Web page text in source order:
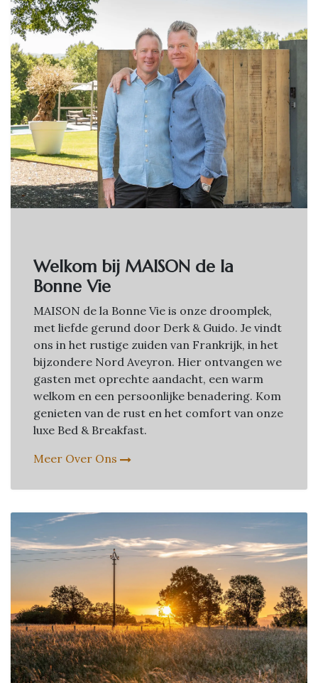
Welkom bij MAISON de la
Bonne Vie
MAISON de la Bonne Vie is onze droomplek,
met liefde gerund door Derk & Guido. Je vindt
ons in het rustige zuiden van Frankrijk, in het
bijzondere Nord Aveyron. Hier ontvangen we
gasten met oprechte aandacht, een warm
welkom en een persoonlijke benadering. Kom
genieten van de rust en het comfort van onze
luxe Bed & Breakfast.
Meer Over Ons